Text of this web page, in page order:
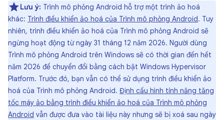
Lưu ý: Trình mô phỏng Android hỗ trợ một trình ảo hoá
khác: Trình điều khiển ảo hoá của Trình mô phỏng Android. Tuy
nhiên, trình điều khiển ảo hoá của Trình mô phỏng Android sẽ
ngừng hoạt động từ ngày 31 tháng 12 năm 2026. Người dùng
Trình mô phỏng Android trên Windows sẽ có thời gian đến hết
năm 2026 để chuyển đổi bằng cách bật Windows Hypervisor
Platform. Trước đó, bạn vẫn có thể sử dụng trình điều khiển ảo
hoá của Trình mô phỏng Android. Định cấu hình tính năng tăng
tốc máy ảo bằng trình điều khiển ảo hoá của Trình mô phỏng
Android vẫn được đưa vào tài liệu này nhưng sẽ bị xoá sau ngày